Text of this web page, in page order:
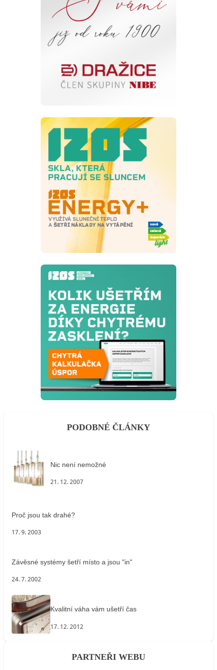
PODOBNÉ ČLÁNKY
Nic není nemožné
21. 12. 2007
Proč jsou tak drahé?
17. 9. 2003
Závěsné systémy šetří místo a jsou "in"
24. 7. 2002
Kvalitní váha vám ušetří čas
17. 12. 2012
PARTNEŘI WEBU